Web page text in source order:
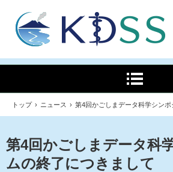
トップ › ニュース › 第4回かごしまデータ科学シン
第4回かごしまデータ科
ムの終了につきまして